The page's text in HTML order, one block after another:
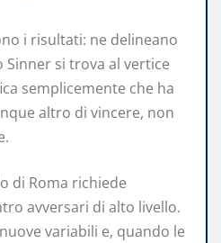
i risultati: ne delineano
si trova al vertice
semplicemente che ha
altro di vincere, non
di Roma richiede
avversari di alto livello.
variabili e, quando le